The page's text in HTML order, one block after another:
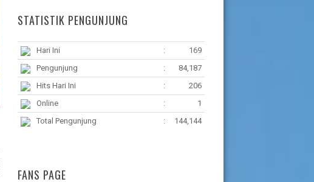
STATISTIK PENGUNJUNG
Hari Ini :
169
Pengunjung
:
84,187
Hits Hari Ini
:
206
Online
:
1
Total Pengunjung
: 144,144
FANS PAGE